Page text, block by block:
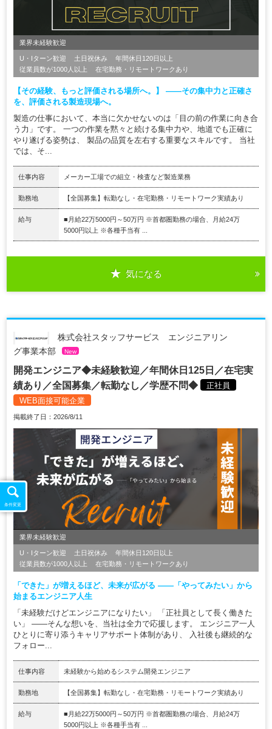
業界未経験歓迎
U・Iターン歓迎 土日祝休み
年間休日120日以上
従業員数が1000人以上
在宅勤務・リモートワークあり
【その経験、もっと評価される場所へ。】 ――その集中力と正確さ
を、評価される製造現場へ。
製造の仕事において、本当に欠かせないのは「目の前の作業に向き合
う力」です。 一つの作業を黙々と続ける集中力や、地道でも正確に
やり遂げる姿勢は、 製品の品質を左右する重要なスキルです。 当社
では、そ...
仕事内容 メーカー工場での組立・検査など製造業務
勤務地 【全国募集】転勤なし・在宅勤務・リモートワーク実績あり
給与
■月給22万5000円～50万円 ※首都圏勤務の場合、月給24万
5000円以上 ※各種手当有 ...
気になる
株式会社スタッフサービス エンジニアリン
グ事業本部
New
開発エンジニア◆未経験歓迎／年間休日125日／在宅実
績あり／全国募集／転勤なし／学歴不問◆
正社員
WEB面接可能企業
掲載終了日：2026/8/11
業界未経験歓迎
U・Iターン歓迎 土日祝休み
年間休日120日以上
従業員数が1000人以上
在宅勤務・リモートワークあり
「できた」が増えるほど、未来が広がる ――「やってみたい」から
始まるエンジニア人生
「未経験だけどエンジニアになりたい」 「正社員として長く働きた
い」 ――そんな想いを、当社は全力で応援します。 エンジニア一人
ひとりに寄り添うキャリアサポート体制があり、 入社後も継続的な
フォロー...
仕事内容 未経験から始めるシステム開発エンジニア
勤務地 【全国募集】転勤なし・在宅勤務・リモートワーク実績あり
給与
■月給22万5000円～50万円 ※首都圏勤務の場合、月給24万
5000円以上 ※各種手当有 ...
条件変更